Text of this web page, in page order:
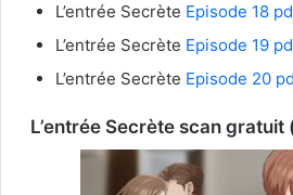
L’entrée Secrète Episode 18
L’entrée Secrète Episode 19
L’entrée Secrète Episode 20
L’entrée Secrète scan gratuit